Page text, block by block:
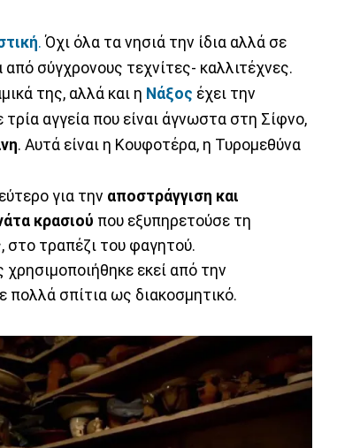
. Όχι όλα τα νησιά την ίδια αλλά σε
σύγχρονους τεχνίτες- καλλιτέχνες.
της, αλλά και η Νάξος έχει την
αγγεία που είναι άγνωστα στη Σίφνο,
. Αυτά είναι η Κουφοτέρα, η Τυρομεθύνα
για την αποστράγγιση και
κρασιού που εξυπηρετούσε τη
στο τραπέζι του φαγητού.
εκεί από την
πολλά σπίτια ως διακοσμητικό.